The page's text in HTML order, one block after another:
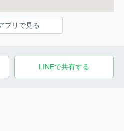
プリで見る
LINEで共有する